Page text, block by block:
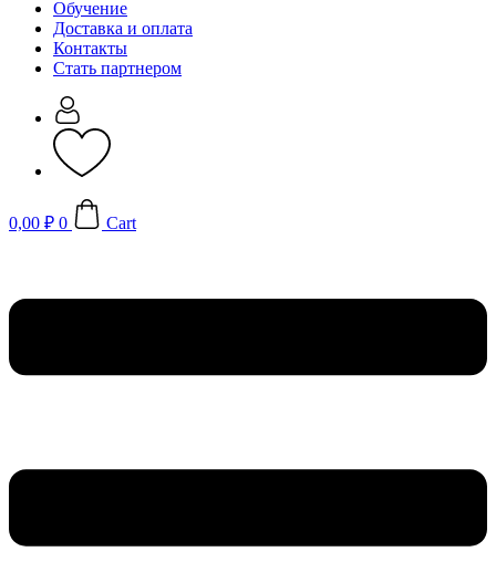
Обучение
Доставка и оплата
Контакты
Стать партнером
0,00 ₽ 0 Cart